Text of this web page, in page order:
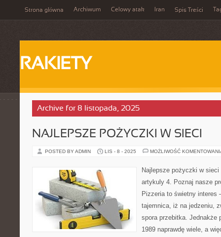
Strona główna Archiwum Celowy atak Iran Spis Treści
RAKIETY
Archive for 8 listopada, 2025
NAJLEPSZE POŻYCZKI W SIECI
POSTED BY ADMIN LIS - 8 - 2025 MOŻLIWOŚĆ
Najlepsze pożyczki w
artykuly 4. Poznaj nasze
Pizzeria to świetny interes
tajemnica, iż na jedzeniu,
spora przebitka. Jednakże
1989 naprawdę wiele, a